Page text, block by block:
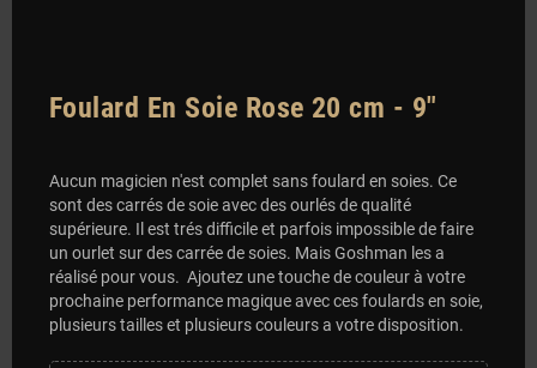
Foulard En Soie Rose 20 cm - 9"
Aucun magicien n'est complet sans foulard en soies. Ce
sont des carrés de soie avec des ourlés de qualité
supérieure. Il est trés difficile et parfois impossible de faire
un ourlet sur des carrée de soies. Mais Goshman les a
réalisé pour vous. Ajoutez une touche de couleur à votre
prochaine performance magique avec ces foulards en soie,
plusieurs tailles et plusieurs couleurs a votre disposition.